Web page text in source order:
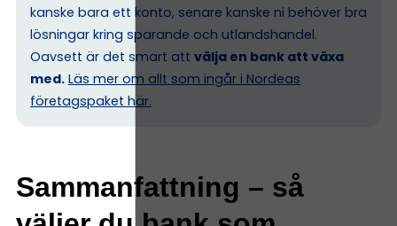
kanske bara ett konto, senare kanske ni behöver bra
lösningar kring sparande och utlandshandel.
Oavsett är det smart att välja en bank att växa
med. Läs mer om allt som ingår i Nordeas
företagspaket här.
Sammanfattning – så